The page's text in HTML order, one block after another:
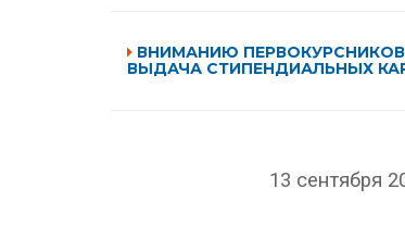
ВНИМАНИЮ ПЕРВОКУРСНИКОВ!
ВЫДАЧА СТИПЕНДИАЛЬНЫХ
13 сентября